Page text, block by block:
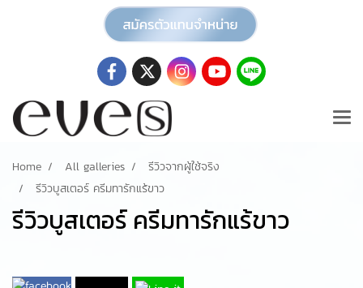
Home All galleries
รีวิวจากผู้ใช้จริง
รีวิวบูสเตอร์ ครีมทารักแร้ขาว
รีวิวบูสเตอร์ ครีมทารักแร้ขาว